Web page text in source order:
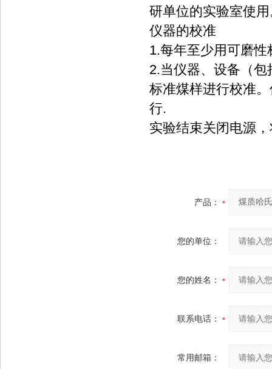
研单位的实验室使
仪器的校准
1.每年至少用可磨
2.当仪器、设备（
标准煤样进行校准
行.
实验结束关闭电源
产品：
您的单位：
您的姓名：
联系电话：
常用邮箱：